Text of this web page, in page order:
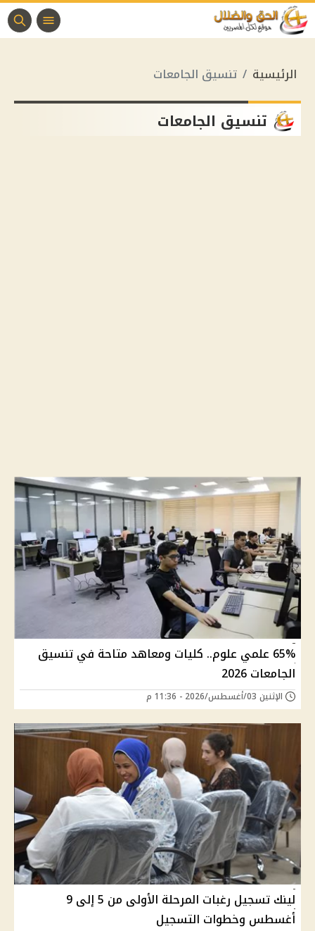
الرئيسية تنسيق الجامعات
تنسيق الجامعات
65% علمي علوم.. كليات ومعاهد متاحة في تنسيق
الجامعات 2026
الإثنين 03/أغسطس/2026 - 11:36 م
لينك تسجيل رغبات المرحلة الأولى من 5 إلى 9
أغسطس وخطوات التسجيل